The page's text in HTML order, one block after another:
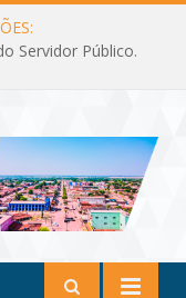
Servidor Público.